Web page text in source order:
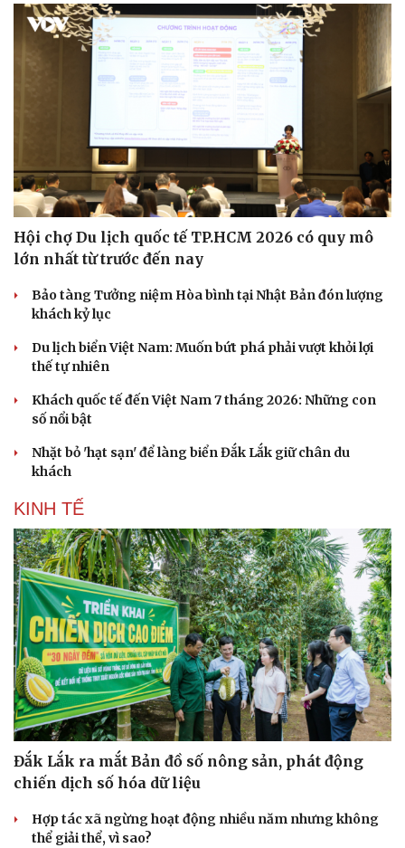
Du lịch
Tư vấn
Săn Tour
check-in
Podcast
Đọc truyện đêm khuya
Hạt giống tâm hồn
Hội chợ Du lịch quốc tế TP.HCM 2026 có quy mô
lớn nhất từ trước đến nay
Bảo tàng Tưởng niệm Hòa bình tại Nhật Bản đón lượng
khách kỷ lục
Du lịch biển Việt Nam: Muốn bứt phá phải vượt khỏi lợi
thế tự nhiên
Khách quốc tế đến Việt Nam 7 tháng 2026: Những con
số nổi bật
Nhặt bỏ 'hạt sạn' để làng biển Đắk Lắk giữ chân du
khách
KINH TẾ
Đắk Lắk ra mắt Bản đồ số nông sản, phát động
chiến dịch số hóa dữ liệu
Hợp tác xã ngừng hoạt động nhiều năm nhưng không
thể giải thể, vì sao?